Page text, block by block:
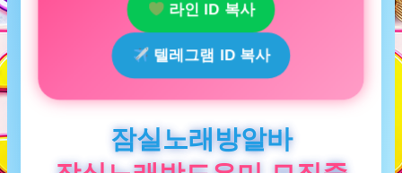
라인 ID 복사
텔레그램 ID 복사
잠실노래방알바